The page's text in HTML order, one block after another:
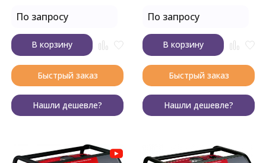
По запросу
В корзину
Быстрый заказ
Нашли дешевле?
По запросу
В корзину
Быстрый заказ
Нашли дешевле?